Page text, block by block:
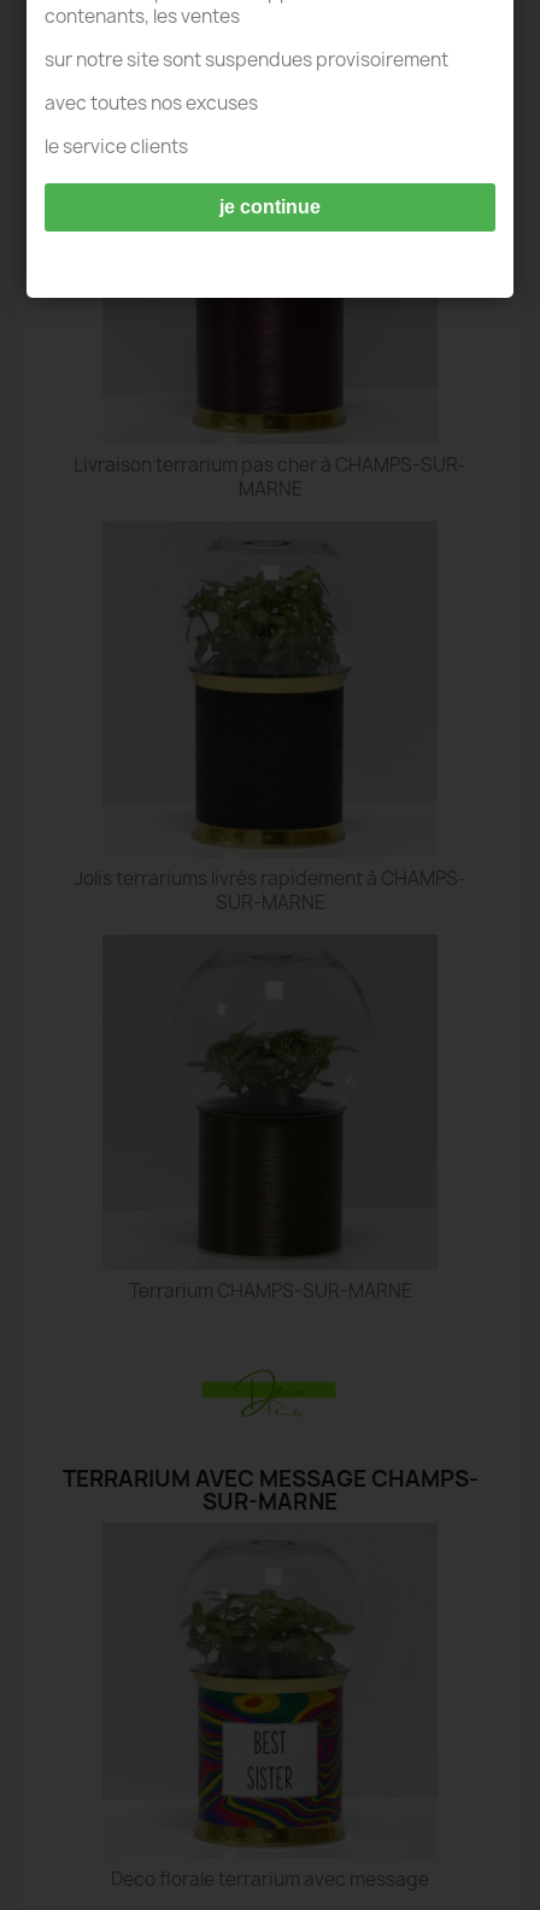
TERRARIUM CHAMPS-SUR-MARNE
Livraison terrarium pas cher à CHAMPS-SUR-
MARNE
Jolis terrariums livrés rapidement à CHAMPS-
SUR-MARNE
Terrarium CHAMPS-SUR-MARNE
TERRARIUM AVEC MESSAGE CHAMPS-
SUR-MARNE
Deco florale terrarium avec message
contenants, les ventes
sur notre site sont suspendues provisoirement
avec toutes nos excuses
le service clients
je continue